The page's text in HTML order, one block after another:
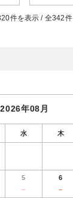
件を表示 / 全342件
2026年08月
水 木
5
－
6
－